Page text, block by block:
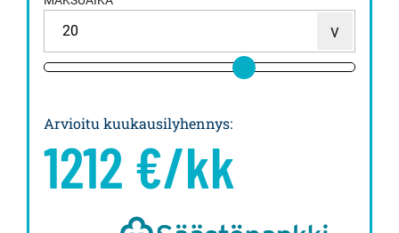
Arvioitu kuukausilyhennys:
1212 €/kk